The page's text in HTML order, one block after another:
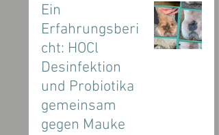
Ein
Erfahrungsberi
cht: HOCl
Desinfektion
und Probiotika
gemeinsam
gegen Mauke